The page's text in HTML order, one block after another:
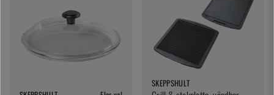
SKEPPSHULT